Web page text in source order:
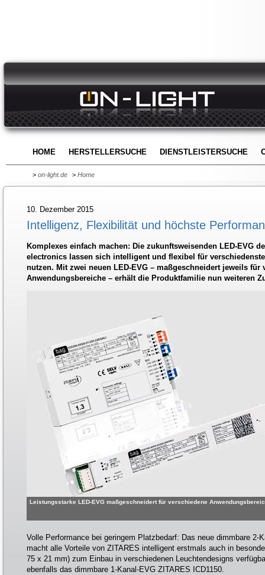
HOME HERSTELLERSUCHE DIENSTLEISTERSUCHE
> on-light.de > Home
10. Dezember 2015
Intelligenz, Flexibilität und höchste
Komplexes einfach machen: Die zukunftsweisenden LED-EVG
electronics lassen sich intelligent und flexibel für
nutzen. Mit zwei neuen LED-EVG – maßgeschneidert jeweils für
Anwendungsbereiche – erhält die Produktfamilie nun weiteren
Leistungsstarke LED-EVG maßgeschneidert für verschiedene
Volle Performance bei geringem Platzbedarf: Das neue dimmbare 2-
macht alle Vorteile von ZITARES intelligent erstmals auch in
75 x 21 mm) zum Einbau in verschiedenen Leuchtendesigns
ebenfalls das dimmbare 1-Kanal-EVG ZITARES ICD1150.